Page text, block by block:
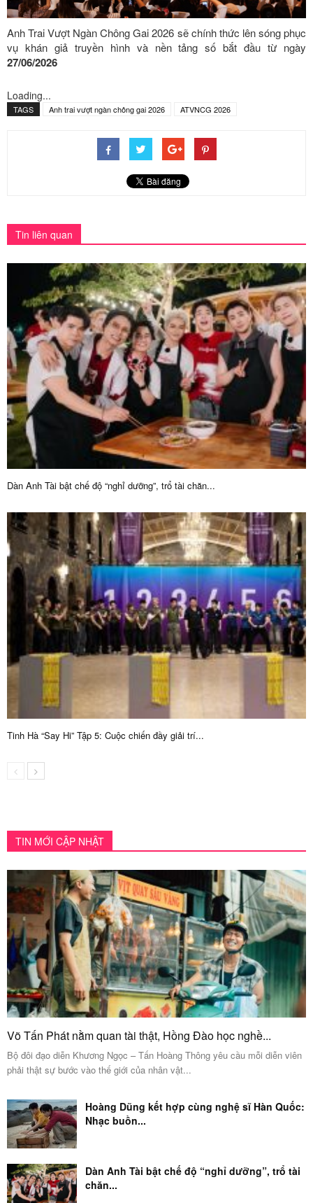
Anh Trai Vượt Ngàn Chông Gai 2026 sẽ chính thức lên sóng phục
vụ khán giả truyền hình và nền tảng số bắt đầu từ ngày
27/06/2026
Loading...
TAGS Anh trai vượt ngàn chông gai 2026 ATVNCG 2026
Tin liên quan
Dàn Anh Tài bật chế độ “nghỉ dưỡng”, trổ tài chăn...
Tinh Hà “Say Hi” Tập 5: Cuộc chiến đầy giải trí...
TIN MỚI CẬP NHẬT
Võ Tấn Phát nằm quan tài thật, Hồng Đào học nghề...
Bộ đôi đạo diễn Khương Ngọc – Tấn Hoàng Thông yêu cầu mỗi diễn viên
phải thật sự bước vào thế giới của nhân vật...
Hoàng Dũng kết hợp cùng nghệ sĩ Hàn Quốc:
Nhạc buồn...
Dàn Anh Tài bật chế độ “nghỉ dưỡng”, trổ tài
chăn...